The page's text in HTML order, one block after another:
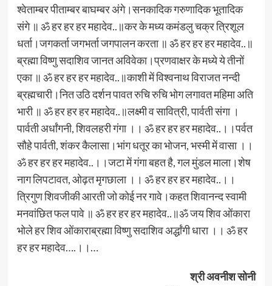
श्वेताम्बर पीताम्बर बाघम्बर अंगे।सनकादिक गरुणादिक भूतादिक
संगे ॥ ॐ हर हर हर महादेव..॥कर के मध्य कमंडलु चक्र त्रिशूल
धर्ता।जगकर्ता जगभर्ता जगपालन करता ॥ ॐ हर हर हर महादेव..॥
ब्रह्मा विष्णु सदाशिव जानत अविवेका।प्रणवाक्षर के मध्ये ये तीनों
एका ॥ ॐ हर हर हर महादेव..॥काशी में विश्वनाथ विराजत नन्दी
ब्रह्मचारी।नित उठि दर्शन पावत रुचि रुचि भोग लगावत महिमा अति
भारी ॥ ॐ हर हर हर महादेव..॥लक्ष्मी व सावित्री, पार्वती संगा ।
पार्वती अर्धांगनी, शिवलहरी गंगा ।। ॐ हर हर हर महादेव..।।पर्वत
सौहे पार्वती, शंकर कैलासा।भांग धतूर का भोजन, भस्मी में वासा ।।
ॐ हर हर हर महादेव..।।जटा में गंगा बहत है, गल मुंडल माला।शेष
नाग लिपटावत, ओढ़त मृगछाला ।। ॐ हर हर हर महादेव..।।
त्रिगुण शिवजीकी आरती जो कोई नर गावे।कहत शिवानन्द स्वामी
मनवांछित फल पावे ॥ ॐ हर हर हर महादेव..॥ॐ जय शिव ओंकारा
भोले हर शिव ओंकाराब्रह्मा विष्णु सदाशिव अर्द्धांगी धारा ।। ॐ हर
हर हर महादेव….।।…
श्री अवनीश सोनी